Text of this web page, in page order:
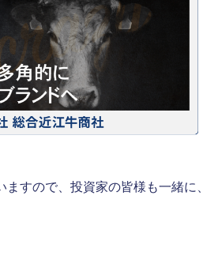
すので、投資家の皆様も一緒に、